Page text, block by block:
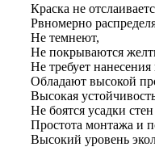
Краска не
Рвномерно
Не темнеют,
Не покрываются
Не требует
Обладают высокой
Высокая
Не боятся усадки стен
Простота монтажа и
Высокий уровень